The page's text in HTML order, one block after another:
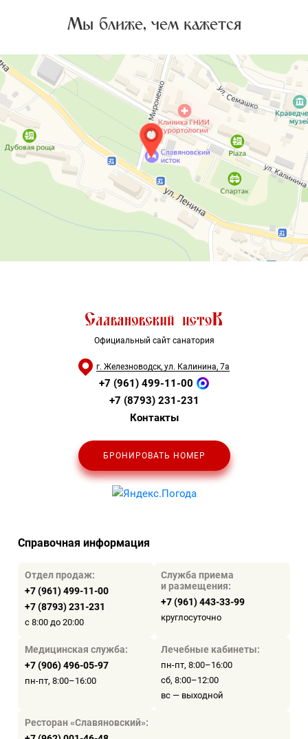
Мы ближе, чем кажется
Официальный сайт санатория
г. Железноводск, ул. Калинина, 7а
+7 (961) 499-11-00
+7 (8793) 231-231
Контакты
БРОНИРОВАТЬ НОМЕР
Справочная информация
Отдел продаж:
+7 (961) 499-11-00
+7 (8793) 231-231
с 8:00 до 20:00
Служба приема
и размещения:
+7 (961) 443-33-99
круглосуточно
Медицинская служба:
+7 (906) 496-05-97
пн-пт, 8:00–16:00
Лечебные кабинеты:
пн-пт, 8:00–16:00
сб, 8:00–12:00
вс — выходной
Ресторан «Славяновский»: